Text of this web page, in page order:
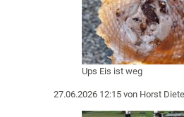
Ups Eis ist weg
27.06.2026 12:15 von Horst